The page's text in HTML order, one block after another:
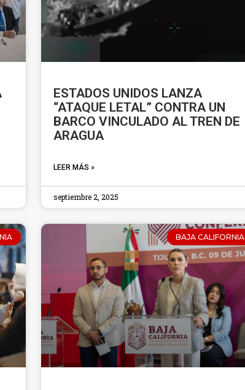
ESTADOS UNIDOS LANZA
“ATAQUE LETAL” CONTRA UN
BARCO VINCULADO AL TREN DE
ARAGUA
LEER MÁS »
septiembre 2, 2025
BAJA CALIFORNIA